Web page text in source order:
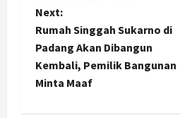
s
t
n
a
Next:
Rumah Singgah Sukarno di
Padang Akan Dibangun
Kembali, Pemilik Bangunan
Minta Maaf